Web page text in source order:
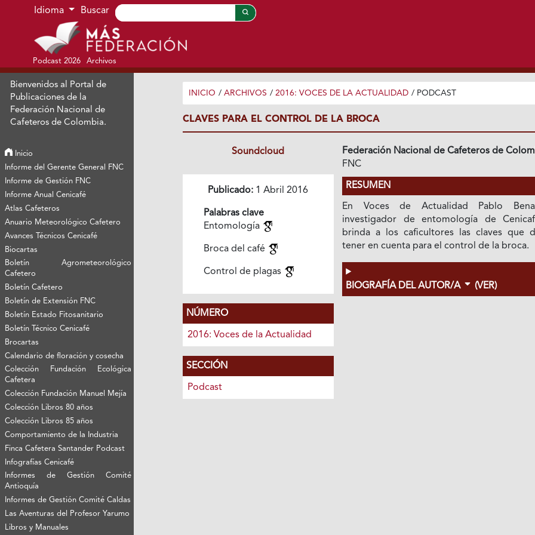
Ir al menú de navegación principal
Ir al contenido principal
Ir al pie de página del sitio
Idioma Buscar
Podcast 2026 Archivos
Bienvenidos al Portal de
Publicaciones de la
Federación Nacional de
Cafeteros de Colombia.
Inicio
Informe del Gerente General FNC
Informe de Gestión FNC
Informe Anual Cenicafé
Atlas Cafeteros
Anuario Meteorológico Cafetero
Avances Técnicos Cenicafé
Biocartas
Boletín Agrometeorológico
Cafetero
Boletín Cafetero
Boletín de Extensión FNC
Boletín Estado Fitosanitario
Boletín Técnico Cenicafé
Brocartas
Calendario de floración y cosecha
Colección Fundación Ecológica
Cafetera
Colección Fundación Manuel Mejía
Colección Libros 80 años
Colección Libros 85 años
Comportamiento de la Industria
Finca Cafetera Santander Podcast
Infografías Cenicafé
Informes de Gestión Comité
Antioquía
Informes de Gestión Comité Caldas
Las Aventuras del Profesor Yarumo
Libros y Manuales
INICIO / ARCHIVOS / 2016: VOCES DE LA ACTUALIDAD / PODCAST
CLAVES PARA EL CONTROL DE LA BROCA
Soundcloud
Publicado: 1 Abril 2016
Palabras clave
Entomología
Broca del café
Control de plagas
NÚMERO
2016: Voces de la Actualidad
SECCIÓN
Podcast
Federación Nacional de Cafeteros de
FNC
RESUMEN
En Voces de Actualidad Pablo
investigador de entomología de
brinda a los caficultores las claves que
tener en cuenta para el control de la broca.
BIOGRAFÍA DEL AUTOR/A (VER)